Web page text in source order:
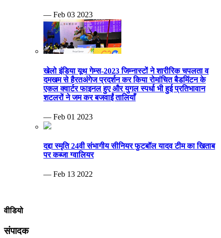
— Feb 03 2023
खेलो इंडिया यूथ गेम्स-2023 जिम्नास्टों ने शारीरिक चपलता व
दमखम से हैरतअंगेज प्रदर्शन कर किया रोमांचित बैडमिंटन के
एकल क्वार्टर फाइनल हुए और युगल स्पर्धा भी हुई प्रतिभावान
शटलरों ने जम कर बजवाईं तालियाँ
— Feb 01 2023
दद्दा स्मृति 24वी संभागीय सीनियर फुटबॉल यादव टीम का खिताब
पर कब्जा ग्वालियर
— Feb 13 2022
वीडियो
संपादक